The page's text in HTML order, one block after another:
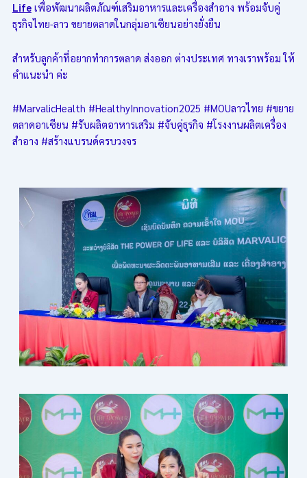
Lifeเพื่อพัฒนาผลิตภัณฑ์เสริมอาหารและเครื่องสำอาง พร้อมจับคู่
ธุรกิจไทย-ลาว ขยายตลาดในกลุ่มอาเซียนอย่างยั่งยืน
สำหรับลูกค้าที่อยากทำการตลาด ส่งออก ต่างประเทศ ทางเราพร้อม ให้
คำแนะนำ ค่ะ
#MarvalicHealth #HealthyInnovation2025 #MOUลาวไทย #ขยาย
ตลาดอาเซียน #รับผลิตอาหารเสริม #จับคู่ธุรกิจ #โรงงานผลิตเครื่อง
สำอาง #สร้างแบรนด์ครบวงจร